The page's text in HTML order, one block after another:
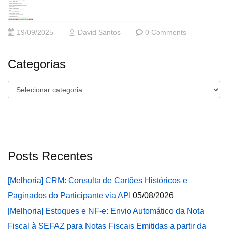
19/09/2025 David Santos 0 Comments
Categorias
Categorias
Posts Recentes
[Melhoria] CRM: Consulta de Cartões Históricos e
Paginados do Participante via API 05/08/2026
[Melhoria] Estoques e NF-e: Envio Automático da Nota
Fiscal à SEFAZ para Notas Fiscais Emitidas a partir da